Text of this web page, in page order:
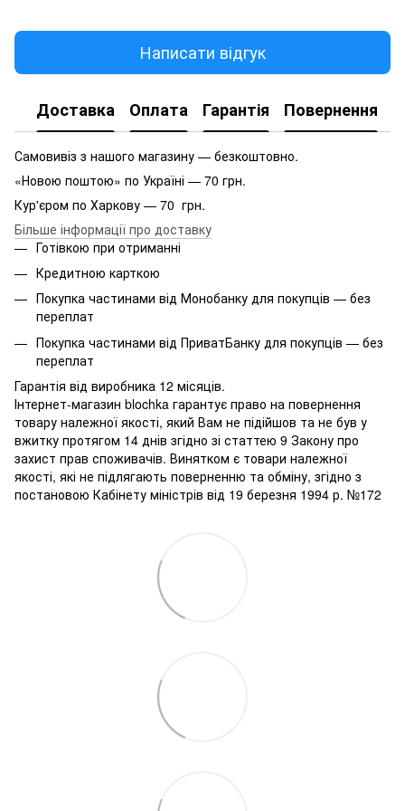
Написати відгук
Доставка Оплата Гарантія Повернення
Самовивіз з нашого магазину — безкоштовно.
«Новою поштою» по Україні — 70 грн.
Кур'єром по Харкову — 70 грн.
Більше інформації про доставку
Готівкою при отриманні
Кредитною карткою
Покупка частинами від Монобанку для покупців — без
переплат
Покупка частинами від ПриватБанку для покупців — без
переплат
Гарантія від виробника 12 місяців.
Інтернет-магазин blochka гарантує право на повернення
товару належної якості, який Вам не підійшов та не був у
вжитку протягом 14 днів згідно зі статтею 9 Закону про
захист прав споживачів. Винятком є ​​товари належної
якості, які не підлягають поверненню та обміну, згідно з
постановою Кабінету міністрів від 19 березня 1994 р. №172